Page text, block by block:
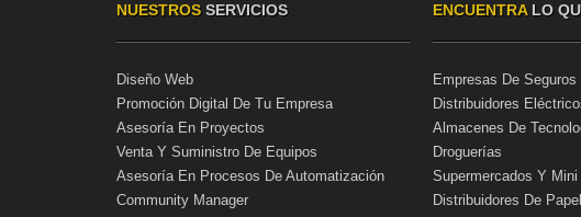
NUESTROSSERVICIOS
Diseño Web
Promoción Digital De Tu Empresa
Asesoría En Proyectos
Venta Y Suministro De Equipos
Asesoría En Procesos De Automatización
Community Manager
ENCUENTRALO
Empresas De Seguros
Distribuidores
Almacenes De
Droguerías
Supermercados Y
Distribuidores De